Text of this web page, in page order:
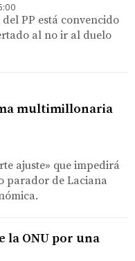
PP está convencido
al no ir al duelo
multimillonaria
ajuste» que impedirá
parador de Laciana
la ONU por una